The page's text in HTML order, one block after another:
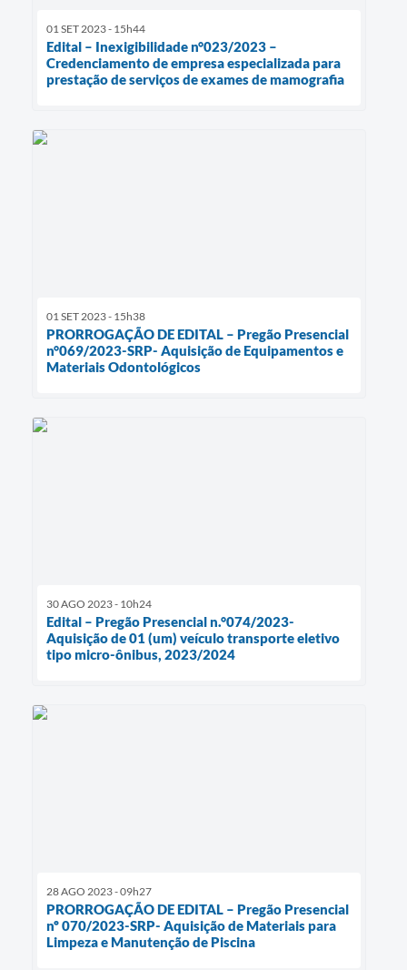
01 SET 2023 - 15h44
Edital – Inexigibilidade n°023/2023 –
Credenciamento de empresa especializada para
prestação de serviços de exames de mamografia
01 SET 2023 - 15h38
PRORROGAÇÃO DE EDITAL – Pregão Presencial
n°069/2023-SRP- Aquisição de Equipamentos e
Materiais Odontológicos
30 AGO 2023 - 10h24
Edital – Pregão Presencial n.°074/2023-
Aquisição de 01 (um) veículo transporte eletivo
tipo micro-ônibus, 2023/2024
28 AGO 2023 - 09h27
PRORROGAÇÃO DE EDITAL – Pregão Presencial
nº 070/2023-SRP- Aquisição de Materiais para
Limpeza e Manutenção de Piscina